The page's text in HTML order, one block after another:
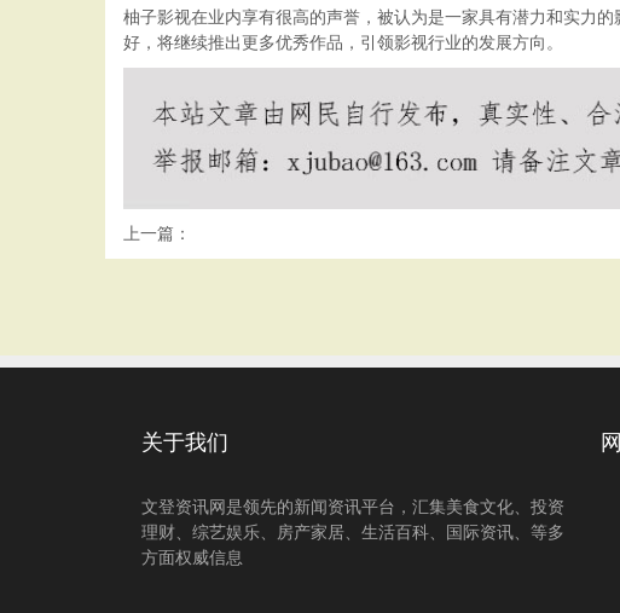
柚子影视在业内享有很高的声誉，被认为是一家具有潜力和实力
好，将继续推出更多优秀作品，引领影视行业的发展方向。
上一篇：
关于我们
文登资讯网是领先的新闻资讯平台，汇集美食文化、投资
理财、综艺娱乐、房产家居、生活百科、国际资讯、等多
方面权威信息